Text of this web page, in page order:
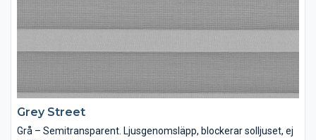
Grey Street
Grå – Semitransparent. Ljusgenomsläpp, blockerar solljuset, ej